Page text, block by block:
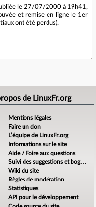
le 27/07/2000 à 19h41,
et remise en ligne le 1er
ont été perdus).
de LinuxFr.org
Mentions légales
Faire un don
L’équipe de LinuxFr.org
Informations sur le site
Aide / Foire aux questions
Suivi des suggestions et bogues
Wiki du site
Règles de modération
Statistiques
API pour le développement